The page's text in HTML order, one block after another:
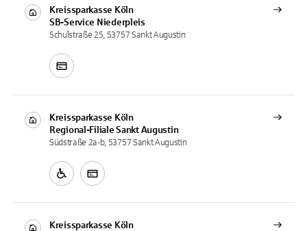
Kreissparkasse Köln
SB-Service Niederpleis
Schulstraße 25, 53757 Sankt Augustin
Kreissparkasse Köln
Regional-Filiale Sankt Augustin
Südstraße 2a-b, 53757 Sankt Augustin
Kreissparkasse Köln